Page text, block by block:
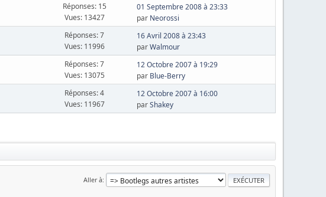
Réponses: 15
Vues: 13427
01 Septembre 2008 à 23:33
par Neorossi
Réponses: 7
Vues: 11996
16 Avril 2008 à 23:43
parWalmour
Réponses: 7
Vues: 13075
12 Octobre 2007 à 19:29
par Blue-Berry
Réponses: 4
Vues: 11967
12 Octobre 2007 à 16:00
parShakey
Aller à